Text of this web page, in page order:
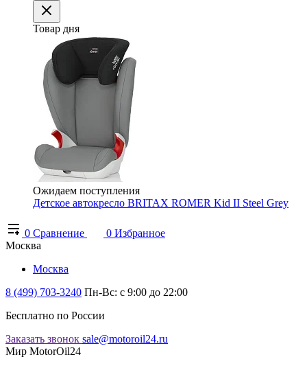
Товар дня
Ожидаем поступления
Детское автокресло BRITAX ROMER Kid II Steel Grey
0 Сравнение 0 Избранное
Москва
Москва
8 (499) 703-3240 Пн-Вс: с 9:00 до 22:00
Бесплатно по России
Заказать звонок sale@motoroil24.ru
Мир MotorOil24